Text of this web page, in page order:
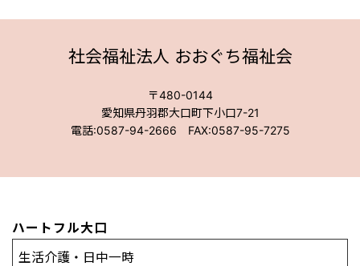
社会福祉法人 おおぐち福祉会
〒480-0144
愛知県丹羽郡大口町下小口7-21
電話:0587-94-2666 FAX:0587-95-7275
ハートフル大口
生活介護・日中一時